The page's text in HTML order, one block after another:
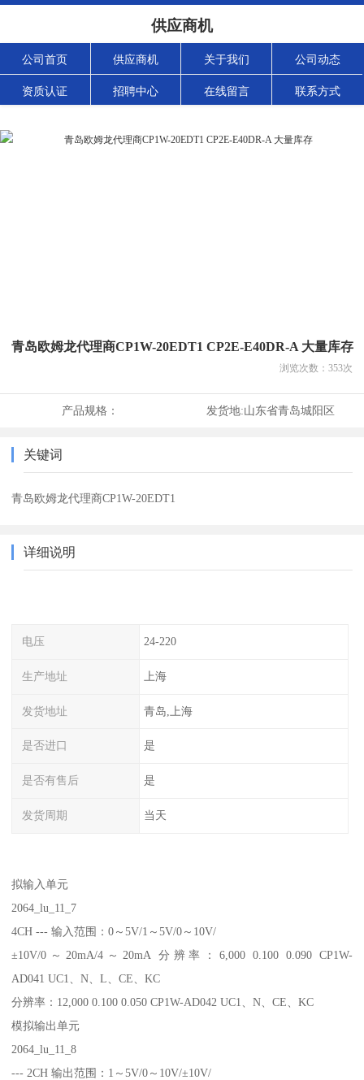
供应商机
公司首页 供应商机 关于我们 公司动态
资质认证 招聘中心 在线留言 联系方式
青岛欧姆龙代理商CP1W-20EDT1 CP2E-E40DR-A 大量库存
浏览次数： 353次
产品规格： 发货地:山东省青岛城阳区
关键词
青岛欧姆龙代理商CP1W-20EDT1
详细说明
电压 24-220
生产地址 上海
发货地址 青岛,上海
是否进口 是
是否有售后 是
发货周期 当天
拟输入单元
2064_lu_11_7
4CH --- 输入范围：0～5V/1～5V/0～10V/
±10V/0～20mA/4～20mA 分辨率：6,000 0.100 0.090 CP1W-
AD041 UC1、N、L、CE、KC
分辨率：12,000 0.100 0.050 CP1W-AD042 UC1、N、CE、KC
模拟输出单元
2064_lu_11_8
--- 2CH 输出范围：1～5V/0～10V/±10V/